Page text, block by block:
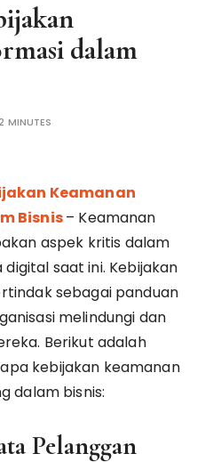
dalam
MINUTES
Keamanan
Bisnis– Keamanan
aspek kritis dalam
saat ini. Kebijakan
sebagai panduan
melindungi dan
Berikut adalah
kebijakan keamanan
dalam bisnis:
Pelanggan